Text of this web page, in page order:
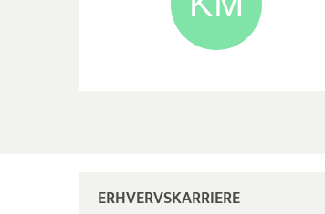
ERHVERVSKARRIERE